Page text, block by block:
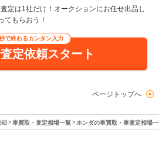
定は1社だけ！オークションにお任せ出品し
てもらおう！
で終わるカンタン入力
定依頼スタート
ページトップへ
却 車買取・査定相場一覧 ホンダの車買取・車査定相場